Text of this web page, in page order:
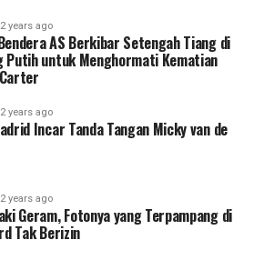
2 years ago
AS Berkibar Setengah Tiang di
Putih untuk Menghormati Kematian
2 years ago
Incar Tanda Tangan Micky van de
2 years ago
Geram, Fotonya yang Terpampang di
Tak Berizin